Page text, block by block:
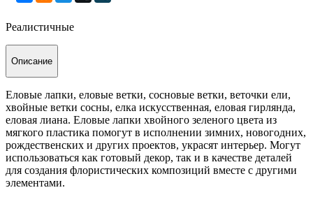
Реалистичные
Описание
Еловые лапки, еловые ветки, сосновые ветки, веточки ели,
хвойные ветки сосны, елка искусственная, еловая гирлянда,
еловая лиана. Еловые лапки хвойного зеленого цвета из
мягкого пластика помогут в исполнении зимних, новогодних,
рождественских и других проектов, украсят интерьер. Могут
использоваться как готовый декор, так и в качестве деталей
для создания флористических композиций вместе с другими
элементами.